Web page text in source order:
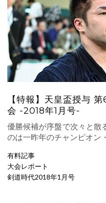
【特報】天皇盃授与
会 -2018年1月号-
優勝候補が序盤で次々と散
のは一昨年のチャンピオン
有料記事
大会レポート
剣道時代2018年1月号